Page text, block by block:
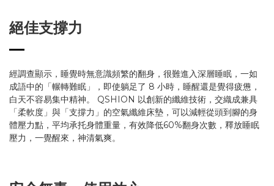
絕佳支撐力
經調查顯示，睡覺時無意識頻繁的翻身，很難進入深層睡眠，一如
成語中的「輾轉難眠」，即使躺足了 8 小時，睡醒還是覺得疲憊，
白天不容易集中精神。 QSHION 以創新的纖維技術，交織成兼具
「柔軟度」與「支撐力」的空氣纖維床墊，可以減輕從頭到腳的身
體壓力點，平均承托身體重量，有效降低60%翻身次數，釋放睡眠
壓力，一覺醒來，神清氣爽。